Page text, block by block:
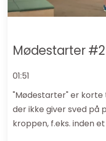
Mødestarter #2
01:51
"Mødestarter" er
der ikke giver sved på
kroppen, f.eks. inden